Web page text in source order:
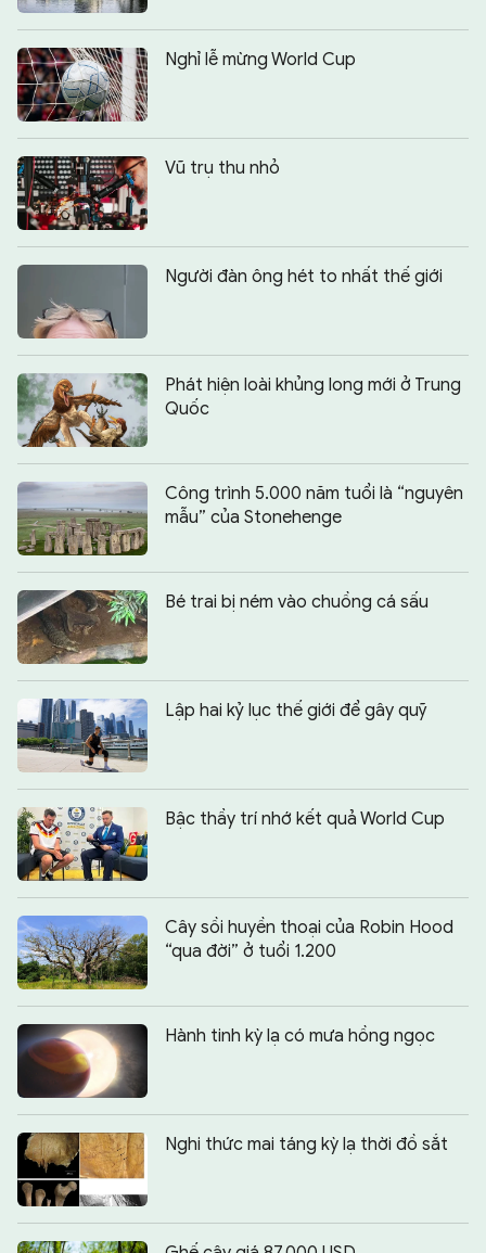
Nghỉ lễ mừng World Cup
Vũ trụ thu nhỏ
Người đàn ông hét to nhất thế giới
Phát hiện loài khủng long mới ở Trung
Quốc
Công trình 5.000 năm tuổi là “nguyên
mẫu” của Stonehenge
Bé trai bị ném vào chuồng cá sấu
Lập hai kỷ lục thế giới để gây quỹ
Bậc thầy trí nhớ kết quả World Cup
Cây sồi huyền thoại của Robin Hood
“qua đời” ở tuổi 1.200
Hành tinh kỳ lạ có mưa hồng ngọc
Nghi thức mai táng kỳ lạ thời đồ sắt